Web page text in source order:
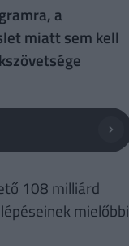
a
miatt sem kell
108 milliárd
mielőbbi